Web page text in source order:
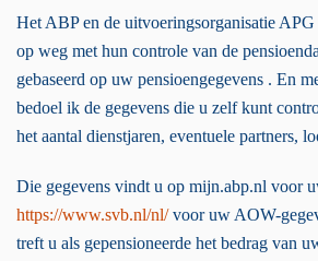
Het ABP en de uitvoeringsorganisatie
op weg met hun controle van de
gebaseerd op uw pensioengegevens . En
bedoel ik de gegevens die u zelf kunt
het aantal dienstjaren, eventuele partners,
Die gegevens vindt u op mijn.abp.nl voor
https://www.svb.nl/nl/voor uw AOW-
treft u als gepensioneerde het bedrag van